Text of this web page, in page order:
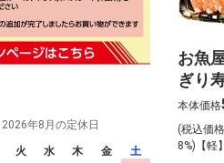
2026年8月の定休日
火 水 木 金
土
お魚
ぎり
入)
本体価格
(税込価格
8%)【軽】